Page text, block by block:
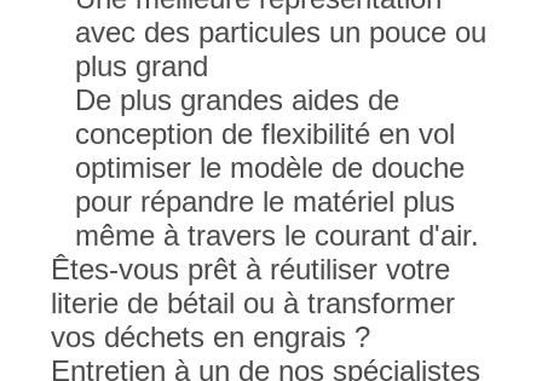
avec des particules un pouce ou
plus grand
De plus grandes aides de
conception de flexibilité en vol
optimiser le modèle de douche
pour répandre le matériel plus
même à travers le courant d'air.
Êtes-vous prêt à réutiliser votre
literie de bétail ou à transformer
vos déchets en engrais ?
Entretien à un de nos spécialistes